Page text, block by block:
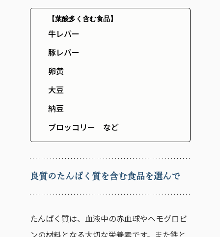
【葉酸多く含む食品】
牛レバー
豚レバー
卵黄
大豆
納豆
ブロッコリー など
良質のたんぱく質を含む食品を選んで
たんぱく質は、血液中の赤血球やヘモグロビ
ンの材料となる大切な栄養素です。また鉄と